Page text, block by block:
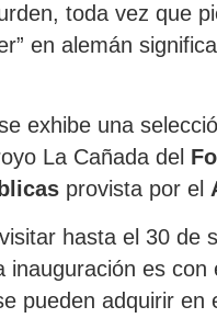
toda vez que
en alemán
exhibe una
La Cañada del
provista por el
hasta el 30 de
inauguración es
pueden adquirir en